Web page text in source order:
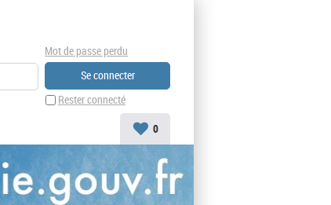
Rester connecté
Mot de passe perdu
0